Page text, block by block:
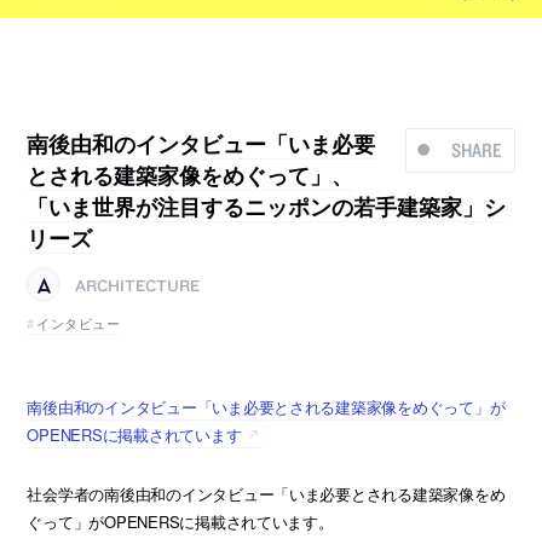
SHARE
南後由和のインタビュー「いま必要
とされる建築家像をめぐって」、
「いま世界が注目するニッポンの若手建築家」シ
リーズ
ARCHITECTURE
インタビュー
南後由和のインタビュー「いま必要とされる建築家像をめぐって」が
OPENERSに掲載されています
社会学者の南後由和のインタビュー「いま必要とされる建築家像をめ
ぐって」がOPENERSに掲載されています。